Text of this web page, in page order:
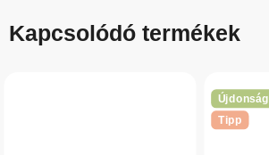
Kapcsolódó termékek
Újdonság
Tipp